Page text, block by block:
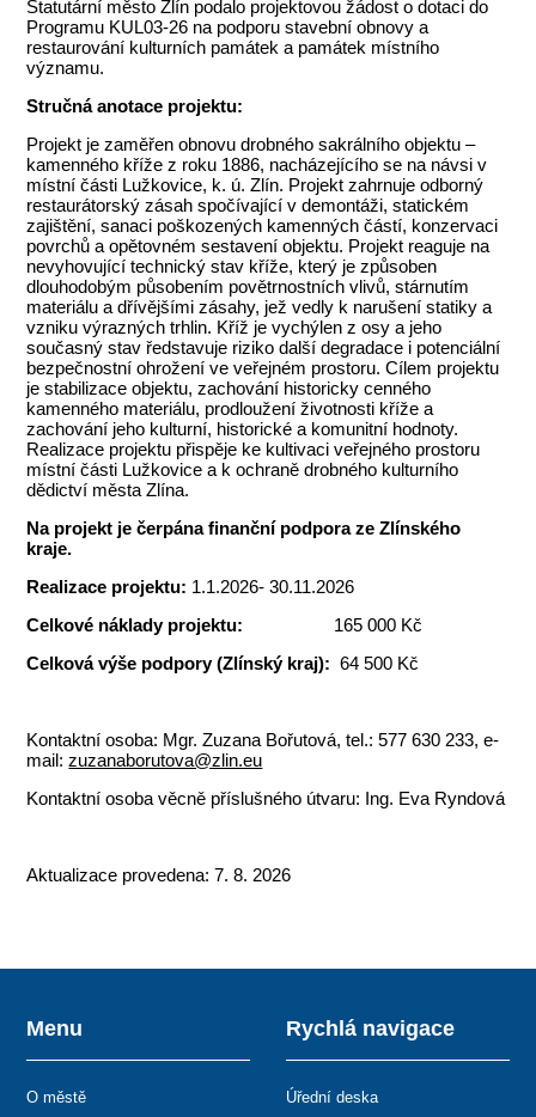
Statutární město Zlín podalo projektovou žádost o dotaci do
Programu KUL03-26 na podporu stavební obnovy a
restaurování kulturních památek a památek místního
významu.
Stručná anotace projektu:
Projekt je zaměřen obnovu drobného sakrálního objektu –
kamenného kříže z roku 1886, nacházejícího se na návsi v
místní části Lužkovice, k. ú. Zlín. Projekt zahrnuje odborný
restaurátorský zásah spočívající v demontáži, statickém
zajištění, sanaci poškozených kamenných částí, konzervaci
povrchů a opětovném sestavení objektu. Projekt reaguje na
nevyhovující technický stav kříže, který je způsoben
dlouhodobým působením povětrnostních vlivů, stárnutím
materiálu a dřívějšími zásahy, jež vedly k narušení statiky a
vzniku výrazných trhlin. Kříž je vychýlen z osy a jeho
současný stav ředstavuje riziko další degradace i potenciální
bezpečnostní ohrožení ve veřejném prostoru. Cílem projektu
je stabilizace objektu, zachování historicky cenného
kamenného materiálu, prodloužení životnosti kříže a
zachování jeho kulturní, historické a komunitní hodnoty.
Realizace projektu přispěje ke kultivaci veřejného prostoru
místní části Lužkovice a k ochraně drobného kulturního
dědictví města Zlína.
Na projekt je čerpána finanční podpora ze Zlínského
kraje.
Realizace projektu: 1.1.2026- 30.11.2026
Celkové náklady projektu: 165 000 Kč
Celková výše podpory (Zlínský kraj):64 500 Kč
Kontaktní osoba: Mgr. Zuzana Bořutová, tel.: 577 630 233, e-
mail:zuzanaborutova@zlin.eu
Kontaktní osoba věcně příslušného útvaru: Ing. Eva Ryndová
Aktualizace provedena: 7. 8. 2026
Menu
O městě
Rychlá navigace
Úřední deska